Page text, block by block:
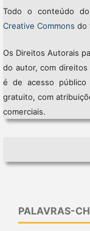
Todo o conteúdo
Creative Commons do
Os Direitos Autorais
do autor, com direitos
é de acesso público
gratuito, com
comerciais.
PALAVRAS-